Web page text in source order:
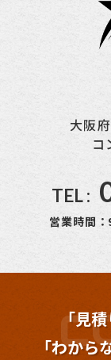
大阪
コ
TEL :
営業時間
「見
「わから